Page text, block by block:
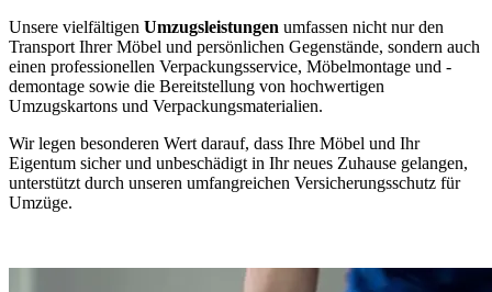
Unsere vielfältigen Umzugsleistungen umfassen nicht nur den
Transport Ihrer Möbel und persönlichen Gegenstände, sondern auch
einen professionellen Verpackungsservice, Möbelmontage und -
demontage sowie die Bereitstellung von hochwertigen
Umzugskartons und Verpackungsmaterialien.
Wir legen besonderen Wert darauf, dass Ihre Möbel und Ihr
Eigentum sicher und unbeschädigt in Ihr neues Zuhause gelangen,
unterstützt durch unseren umfangreichen Versicherungsschutz für
Umzüge.